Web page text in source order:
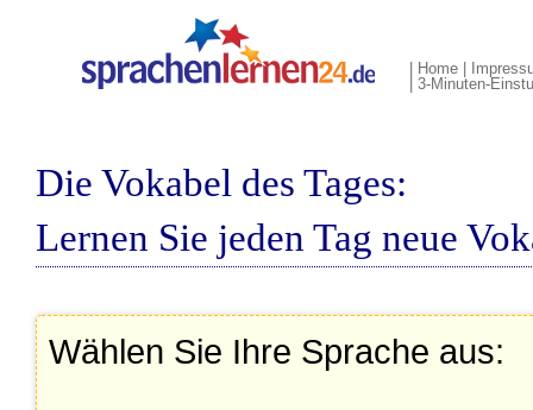
Home
3-Minuten-
Die Vokabel des Tages:
Lernen Sie jeden Tag neue
Wählen Sie Ihre Sprache aus: